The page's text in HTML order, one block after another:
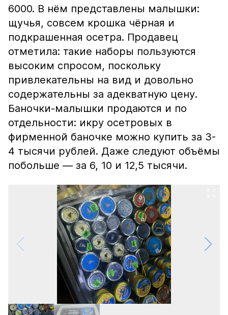
6000. В нём представлены малышки:
щучья, совсем крошка чёрная и
подкрашенная осетра. Продавец
отметила: такие наборы пользуются
высоким спросом, поскольку
привлекательны на вид и довольно
содержательны за адекватную цену.
Баночки-малышки продаются и по
отдельности: икру осетровых в
фирменной баночке можно купить за 3-
4 тысячи рублей. Даже следуют объёмы
побольше — за 6, 10 и 12,5 тысячи.